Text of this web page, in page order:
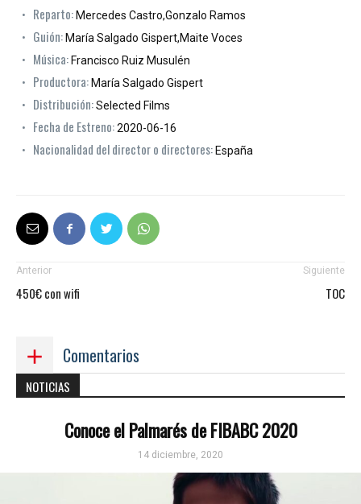
Reparto: Mercedes Castro,Gonzalo Ramos
Guión: María Salgado Gispert,Maite Voces
Música: Francisco Ruiz Musulén
Productora: María Salgado Gispert
Distribución:Selected Films
Fecha de Estreno:2020-06-16
Nacionalidad del director o directores: España
Anterior
450€ con wifi
Siguiente
TOC
Comentarios
NOTICIAS
Conoce el Palmarés de FIBABC 2020
14 diciembre, 2020